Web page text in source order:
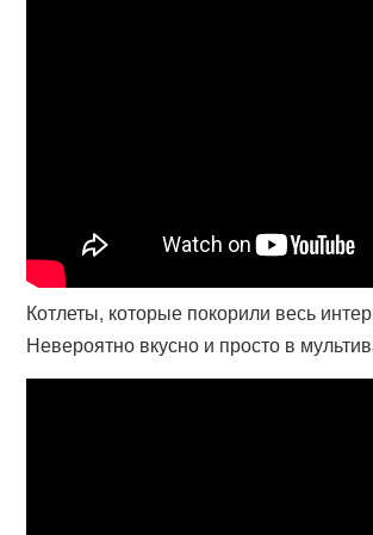
Котлеты, которые покорили весь
Невероятно вкусно и просто в